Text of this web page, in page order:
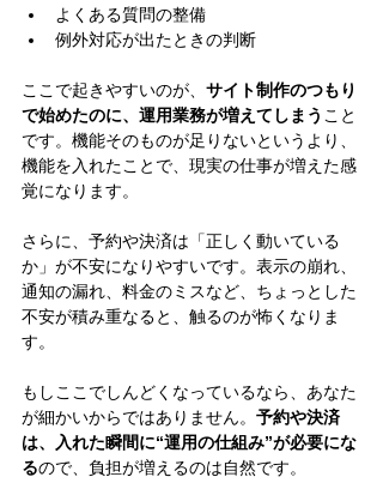
よくある質問の整備
例外対応が出たときの判断
ここで起きやすいのが、 サイト制作のつもり
で始めたのに、運用業務が増えてしまう こと
です。機能そのものが足りないというより、
機能を入れたことで、現実の仕事が増えた感
覚になります。
さらに、予約や決済は「正しく動いている
か」が不安になりやすいです。表示の崩れ、
通知の漏れ、料金のミスなど、ちょっとした
不安が積み重なると、触るのが怖くなりま
す。
もしここでしんどくなっているなら、あなた
が細かいからではありません。 予約や決済
は、入れた瞬間に“運用の仕組み”が必要にな
るので、負担が増えるのは自然です。